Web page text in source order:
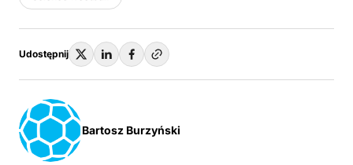
Udostępnij
Bartosz Burzyński